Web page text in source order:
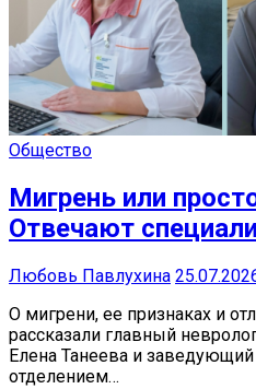
Общество
Мигрень или
Отвечают
Любовь Павлухина
О мигрени, ее признаках и
рассказали главный
Елена Танеева и
отделением…